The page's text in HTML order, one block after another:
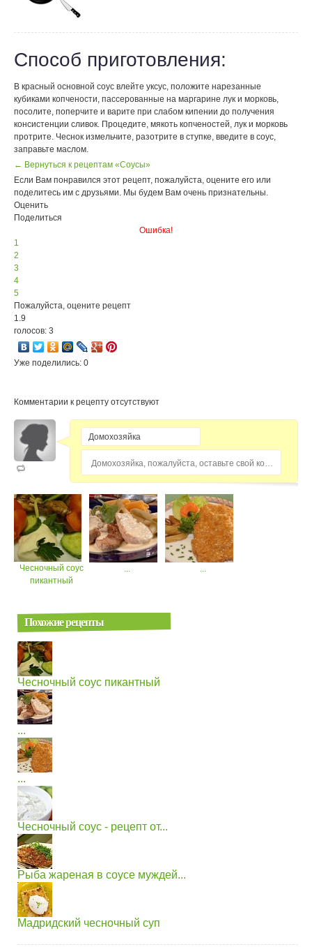
Способ приготовления:
В красный основной соус влейте уксус, положите нарезанные
кубиками копчености, пассерованные на маргарине лук и морковь,
посолите, поперчите и варите при слабом кипении до получения
консистенции сливок. Процедите, мякоть копченостей, лук и морковь
протрите. Чеснок измельчите, разотрите в ступке, введите в соус,
заправьте маслом.
← Вернуться к рецептам «Соусы»
Если Вам понравился этот рецепт, пожалуйста, оцените его или
поделитесь им с друзьями. Мы будем Вам очень признательны.
Оценить
Поделиться
Ошибка!
1
2
3
4
5
Пожалуйста, оцените рецепт
1.9
голосов: 3
Уже поделились: 0
Комментарии к рецепту отсутствуют
Домохозяйка, пожалуйста, оставьте свой комментарий...
Чесночный соус
пикантный
... ...
Похожие рецепты
Чесночный соус пикантный
...
...
Чесночный соус - рецепт от...
Рыба жареная в соусе муждей...
Мадридский чесночный суп